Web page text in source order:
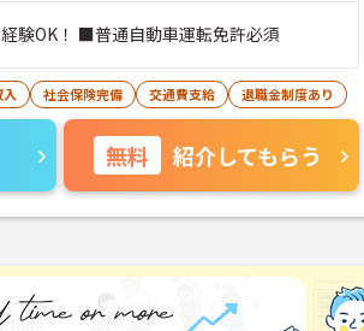
験OK！ ■普通自動車運転免許必須
入 社会保険完備 交通費支給 退職金制度あり
無料 紹介してもらう